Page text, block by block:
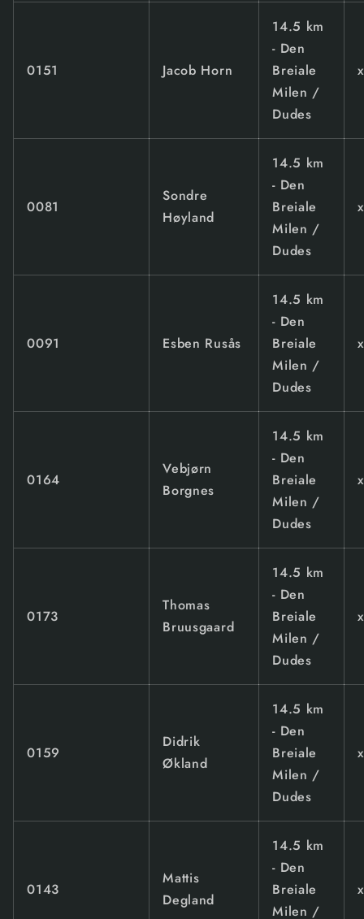
0151 Jacob Horn
14.5 km
- Den
Breiale
Milen /
Dudes
x
0081
Sondre
Høyland
14.5 km
- Den
Breiale
Milen /
Dudes
x
0091 Esben Rusås
14.5 km
- Den
Breiale
Milen /
Dudes
x
0164
Vebjørn
Borgnes
14.5 km
- Den
Breiale
Milen /
Dudes
x
0173
Thomas
Bruusgaard
14.5 km
- Den
Breiale
Milen /
Dudes
x
0159
Didrik
Økland
14.5 km
- Den
Breiale
Milen /
Dudes
x
0143
Mattis
Degland
14.5 km
- Den
Breiale
Milen /
x